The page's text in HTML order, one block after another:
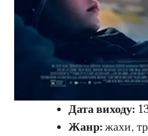
Дата виходу:
Жанр:жахи,